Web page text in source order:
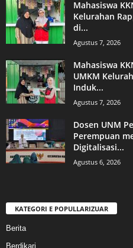
Mahasiswa
Kelurahan
di...
Agustus 7, 2026
Mahasiswa
UMKM
Induk...
Agustus 7, 2026
Dosen UNM
Perempuan
Digitalisasi...
Agustus 6, 2026
KATEGORI E POPULLARIZUAR
Berita
Berdikari